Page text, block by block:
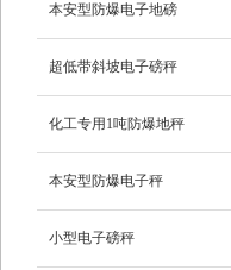
本安型防爆电子地磅
超低带斜坡电子磅秤
化工专用1吨防爆地秤
本安型防爆电子秤
小型电子磅秤